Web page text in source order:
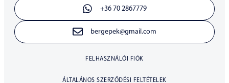
+36 70 2867779
bergepek@gmail.com
FELHASZNÁLÓI FIÓK
ÁLTALÁNOS SZERZŐDÉSI FELTÉTELEK